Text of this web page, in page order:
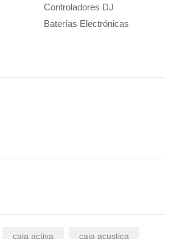
Controladores DJ
Baterías Electrónicas
caja activa caja acustica